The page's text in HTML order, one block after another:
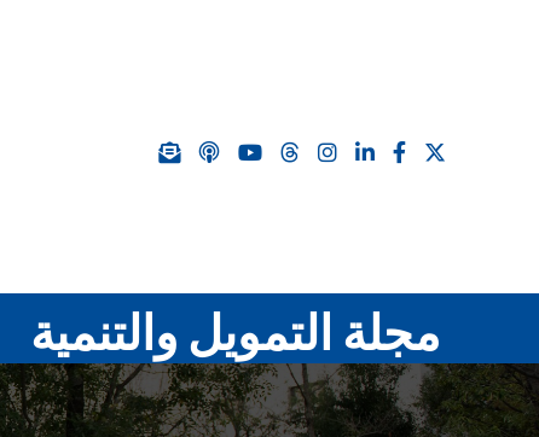
مجلة التمويل والتنمية